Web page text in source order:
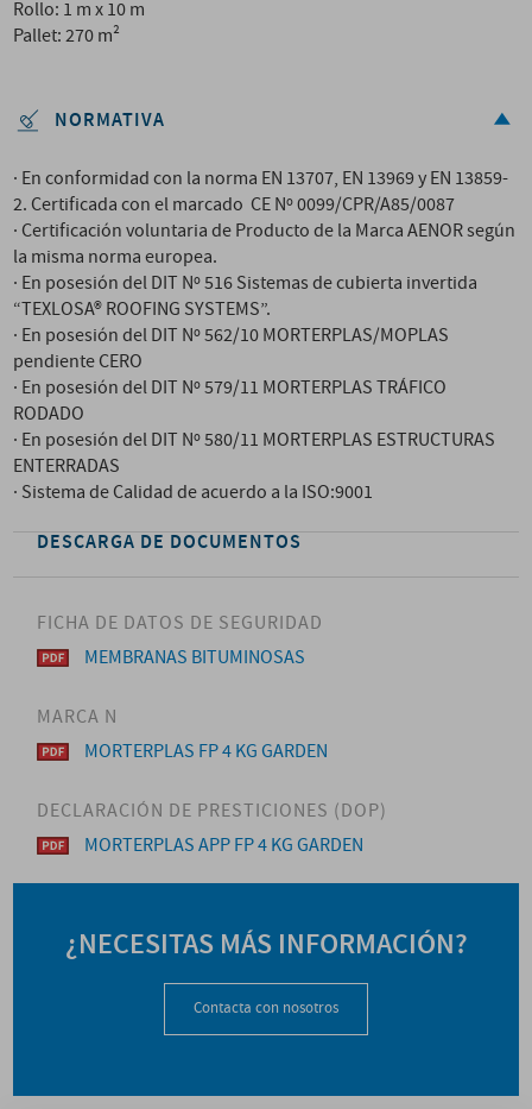
Rollo: 1 m x 10 m
Pallet: 270 m²
NORMATIVA
· En conformidad con la norma EN 13707, EN 13969 y EN 13859-
2. Certificada con el marcado CE Nº 0099/CPR/A85/0087
· Certificación voluntaria de Producto de la Marca AENOR según
la misma norma europea.
· En posesión del DIT Nº 516 Sistemas de cubierta invertida
“TEXLOSA® ROOFING SYSTEMS”.
· En posesión del DIT Nº 562/10 MORTERPLAS/MOPLAS
pendiente CERO
· En posesión del DIT Nº 579/11 MORTERPLAS TRÁFICO
RODADO
· En posesión del DIT Nº 580/11 MORTERPLAS ESTRUCTURAS
ENTERRADAS
· Sistema de Calidad de acuerdo a la ISO:9001
DESCARGA DE DOCUMENTOS
FICHA DE DATOS DE SEGURIDAD
MEMBRANAS BITUMINOSAS
MARCA N
MORTERPLAS FP 4 KG GARDEN
DECLARACIÓN DE PRESTICIONES (DOP)
MORTERPLAS APP FP 4 KG GARDEN
¿NECESITAS MÁS INFORMACIÓN?
Contacta con nosotros